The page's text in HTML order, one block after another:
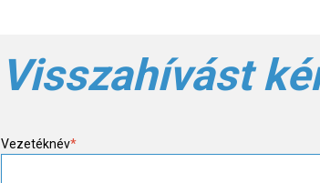
Visszahívást
Vezetéknév*